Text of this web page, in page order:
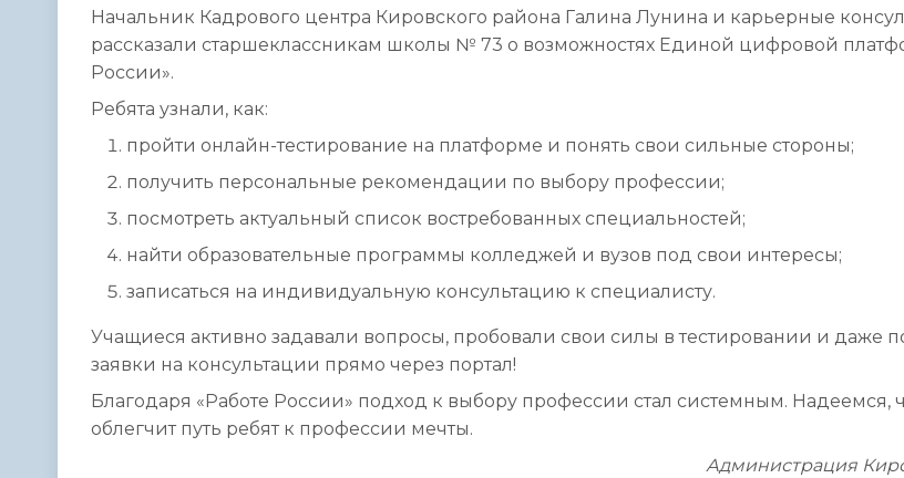
Начальник Кадрового центра Кировского района Галина Лунина и карьерные
рассказали старшеклассникам школы № 73 о возможностях Единой цифровой
России».
Ребята узнали, как:
пройти онлайн-тестирование на платформе и понять свои сильные стороны;
получить персональные рекомендации по выбору профессии;
посмотреть актуальный список востребованных специальностей;
найти образовательные программы колледжей и вузов под свои интересы;
записаться на индивидуальную консультацию к специалисту.
Учащиеся активно задавали вопросы, пробовали свои силы в тестировании и даже
заявки на консультации прямо через портал!
Благодаря «Работе России» подход к выбору профессии стал системным. Надеемся,
облегчит путь ребят к профессии мечты.
Администрация